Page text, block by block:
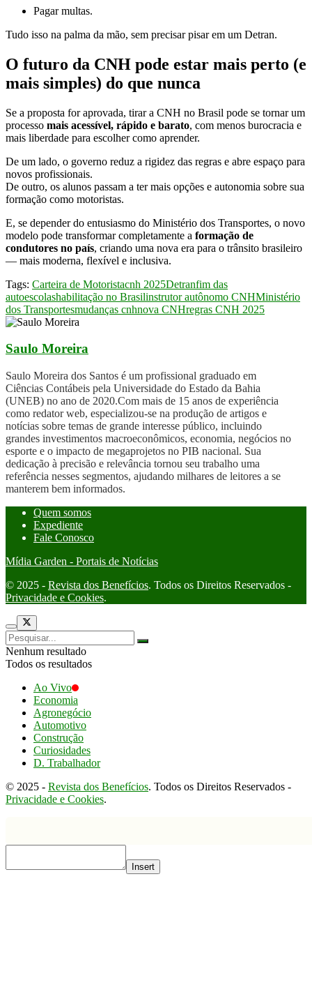
Pagar multas.
Tudo isso na palma da mão, sem precisar pisar em um Detran.
O futuro da CNH pode estar mais perto (e
mais simples) do que nunca
Se a proposta for aprovada, tirar a CNH no Brasil pode se tornar um
processo mais acessível, rápido e barato, com menos burocracia e
mais liberdade para escolher como aprender.
De um lado, o governo reduz a rigidez das regras e abre espaço para
novos profissionais.
De outro, os alunos passam a ter mais opções e autonomia sobre sua
formação como motoristas.
E, se depender do entusiasmo do Ministério dos Transportes, o novo
modelo pode transformar completamente a formação de
condutores no país, criando uma nova era para o trânsito brasileiro
— mais moderna, flexível e inclusiva.
Tags: Carteira de Motoristacnh 2025Detranfim das
autoescolashabilitação no Brasilinstrutor autônomo CNHMinistério
dos Transportesmudanças cnhnova CNHregras CNH 2025
Saulo Moreira
Saulo Moreira dos Santos é um profissional graduado em
Ciências Contábeis pela Universidade do Estado da Bahia
(UNEB) no ano de 2020.Com mais de 15 anos de experiência
como redator web, especializou-se na produção de artigos e
notícias sobre temas de grande interesse público, incluindo
grandes investimentos macroeconômicos, economia, negócios no
esporte e o impacto de megaprojetos no PIB nacional. Sua
dedicação à precisão e relevância tornou seu trabalho uma
referência nesses segmentos, ajudando milhares de leitores a se
manterem bem informados.
Quem somos
Expediente
Fale Conosco
Mídia Garden - Portais de Notícias
© 2025 - Revista dos Benefícios. Todos os Direitos Reservados -
Privacidade e Cookies.
Nenhum resultado
Todos os resultados
Ao Vivo
Economia
Agronegócio
Automotivo
Construção
Curiosidades
D. Trabalhador
© 2025 - Revista dos Benefícios. Todos os Direitos Reservados -
Privacidade e Cookies.
Insert